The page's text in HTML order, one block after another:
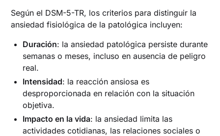
Según el DSM-5-TR, los criterios para distinguir la
ansiedad fisiológica de la patológica incluyen:
Duración: la ansiedad patológica persiste durante
semanas o meses, incluso en ausencia de peligro
real.
Intensidad: la reacción ansiosa es
desproporcionada en relación con la situación
objetiva.
Impacto en la vida: la ansiedad limita las
actividades cotidianas, las relaciones sociales o